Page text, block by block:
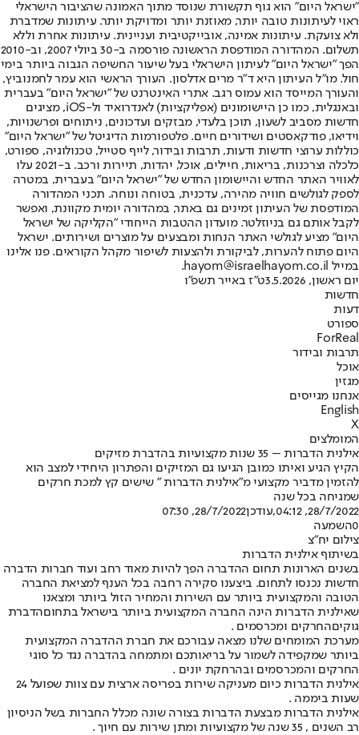
"ישראל היום" הוא גוף תקשורת שנוסד מתוך האמונה שהציבור הישראלי
ראוי לעיתונות טובה יותר, מאוזנת יותר ומדויקת יותר. עיתונות שמדברת
ולא צועקת. עיתונות אמינה, אובייקטיבית ועניינית. עיתונות אחרת וללא
תשלום. המהדורה המודפסת הראשונה פורסמה ב-30 ביולי 2007, וב-2010
הפך "ישראל היום" לעיתון הישראלי בעל שיעור החשיפה הגבוה ביותר בימי
חול. מו"ל העיתון היא ד"ר מרים אדלסון. העורך הראשי הוא עמר לחמנוביץ,
והעורך המייסד הוא עמוס רגב. אתרי האינטרנט של "ישראל היום" בעברית
ובאנגלית, כמו כן היישומונים (אפליקציות) לאנדרואיד ול-iOS, מציגים
חדשות מסביב לשעון, תוכן בלעדי, מבזקים ועדכונים, ניתוחים ופרשנויות,
וידיאו, פודקאסטים ושידורים חיים. פלטפורמות הדיגיטל של "ישראל היום"
כוללות ערוצי חדשות ודעות, תרבות ובידור, לייף סטייל, טכנולוגיה, ספורט,
כלכלה וצרכנות, בריאות, חיילים, אוכל, יהדות, תיירות ורכב. ב-2021 עלו
לאוויר האתר החדש והיישומון החדש של "ישראל היום" בעברית, במטרה
לספק לגולשים חוויה מהירה, עדכנית, בטוחה ונוחה. תכני המהדורה
המודפסת של העיתון זמינים גם באתר, במהדורה יומית מקוונת, ואפשר
לקבל אותם גם בניוזלטר. מועדון ההטבות הייחודי "הקליקה של ישראל
היום" מציע לגולשי האתר הנחות ומבצעים על מוצרים ושירותים. ישראל
היום פתוח להערות, לביקורת ולהצעות לשיפור מקהל הקוראים. פנו אלינו
במייל hayom@israelhayom.co.il.
יום ראשון, 3.5.2026
ט"ז באייר תשפ"ו
חדשות
דעות
ספורט
ForReal
תרבות ובידור
אוכל
מגזין
אנחנו מגייסים
English
X
המומלצים
אילנית הדברות – 35 שנות מקצועיות בהדברת מזיקים
הקיץ הגיע ואיתו כמובן הגיעו גם המזיקים והפתרון היחידי למצב הוא
להזמין מדביר מקצועי מ"אילנית הדברות " שישים קץ למכת חרקים
שמגיחה בכל שנה
28/7/2022, 04:12
,עודכן28/7/2022, 07:30
0השמעה
צילום יח"צ
בשיתוף אילנית הדברות
בשנים הארונות תחום ההדברה הפך להיות מאוד רחב ועוד חברות הדברה
חדשות נכנסו לתחום. ביצענו סקירה רחבה בכל הענף למציאת החברה
הטובה והמקצועית ביותר עם השירות והמחיר הזול ביותר ומצאנו
שאילנית הדברות הינה החברה המקצועית ביותר בישראל בתחוםהדברת
גוקיםהחרקים ומכרסמים .
מערכת המומחים שלנו מצאה עבורכם את חברת ההדברה המקצועית
ביותר שמקפידה לשמור על בריאותכם ומתמחה בהדברה נגד כל סוגי
החרקים והמכרסמים ובהרחקת יונים .
אילנית הדברות כיום מעניקה שירות בפריסה ארצית עם צוות שפועל 24
שעות ביממה .
אילנית הדברות מבצעת הדברות בצורה שונה מכלל החברות בשל הניסיון
רב השנים , 35 שנה של מקצועיות ומתן שירות עם חיוך .